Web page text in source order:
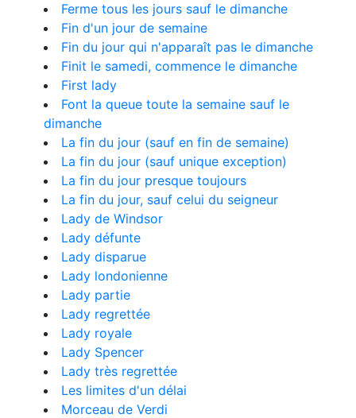
Ferme tous les jours sauf le dimanche
Fin d'un jour de semaine
Fin du jour qui n'apparaît pas le dimanche
Finit le samedi, commence le dimanche
First lady
Font la queue toute la semaine sauf le
dimanche
La fin du jour (sauf en fin de semaine)
La fin du jour (sauf unique exception)
La fin du jour presque toujours
La fin du jour, sauf celui du seigneur
Lady de Windsor
Lady défunte
Lady disparue
Lady londonienne
Lady partie
Lady regrettée
Lady royale
Lady Spencer
Lady très regrettée
Les limites d'un délai
Morceau de Verdi